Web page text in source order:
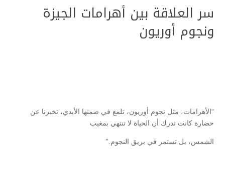
سر العلاقة بين أهرامات الجيزة
ونجوم أوريون
“الأهرامات، مثل نجوم أوريون، تلمع في صمتها الأبدي، تخبرنا عن
حضارة كانت تدرك أن الحياة لا تنتهي بمغيب
الشمس، بل تستمر في بريق النجوم.”